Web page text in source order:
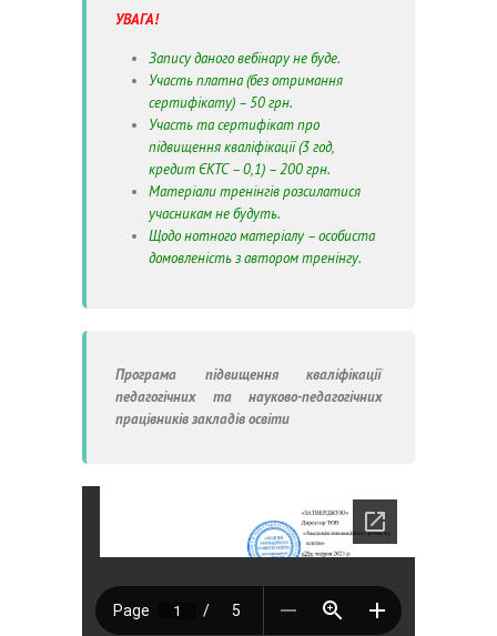
УВАГА!
Запису даного вебінару не буде.
Участь платна (без отримання
сертифікату) – 50 грн.
Участь та сертифікат про
підвищення кваліфікації (3 год,
кредит ЄКТС – 0,1) – 200 грн.
Матеріали тренінгів розсилатися
учасникам не будуть.
Щодо нотного матеріалу – особиста
домовленість з автором тренінгу.
Програма підвищення кваліфікації
педагогічних та науково-педагогічних
працівників закладів освіти